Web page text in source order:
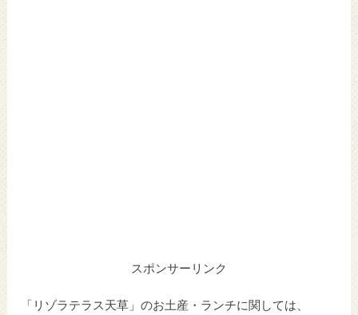
スポンサーリンク
「リゾラテラス天草」のお土産・ランチに関しては、